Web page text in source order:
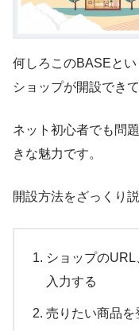
何しろこのBASEと
ショップが開設でき
ネット初心者でも問
きな魅力です。
開設方法をざっくり
ショップの
入力する
売りたい商品を